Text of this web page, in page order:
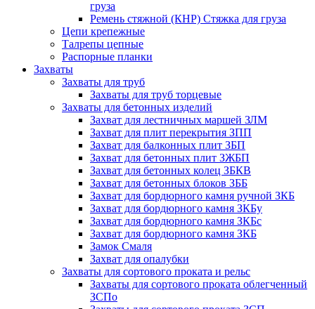
груза
Ремень стяжной (КНР) Стяжка для груза
Цепи крепежные
Талрепы цепные
Распорные планки
Захваты
Захваты для труб
Захваты для труб торцевые
Захваты для бетонных изделий
Захват для лестничных маршей ЗЛМ
Захват для плит перекрытия ЗПП
Захват для балконных плит ЗБП
Захват для бетонных плит ЗЖБП
Захват для бетонных колец ЗБКВ
Захват для бетонных блоков ЗББ
Захват для бордюрного камня ручной ЗКБ
Захват для бордюрного камня ЗКБу
Захват для бордюрного камня ЗКБс
Захват для бордюрного камня ЗКБ
Замок Смаля
Захват для опалубки
Захваты для сортового проката и рельс
Захваты для сортового проката облегченный
ЗСПо